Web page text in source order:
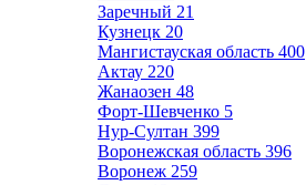
Заречный 21
Кузнецк 20
Мангистауская область 400
Актау 220
Жанаозен 48
Форт-Шевченко 5
Нур-Султан 399
Воронежская область 396
Воронеж 259